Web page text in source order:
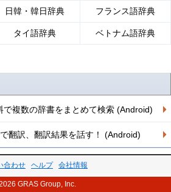
日韓・韓日辞典 フランス語辞典
タイ語辞典 ベトナム語辞典
複数の辞書をまとめて検索 (Android)
翻訳、翻訳結果を話す！ (Android)
合わせ ヘルプ 会社情報
GRAS Group, Inc.